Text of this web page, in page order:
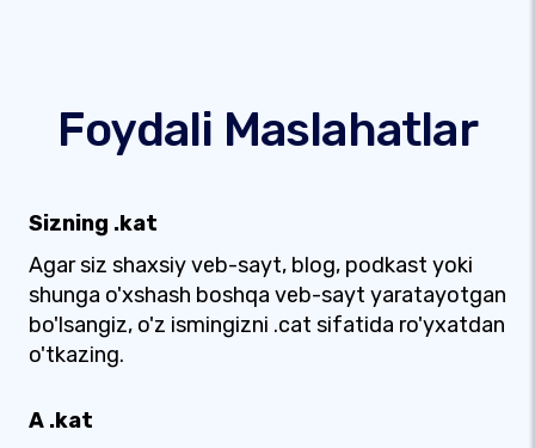
Foydali Maslahatlar
Sizning .kat
Agar siz shaxsiy veb-sayt, blog, podkast yoki
shunga o'xshash boshqa veb-sayt yaratayotgan
bo'lsangiz, o'z ismingizni .cat sifatida ro'yxatdan
o'tkazing.
A .kat